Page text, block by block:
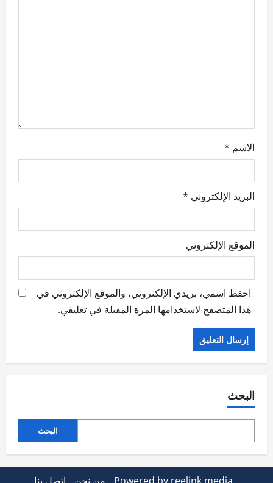
الاسم *
البريد الإلكتروني *
الموقع الإلكتروني
احفظ اسمي، بريدي الإلكتروني، والموقع الإلكتروني في
هذا المتصفح لاستخدامها المرة المقبلة في تعليقي.
البحث
البحث